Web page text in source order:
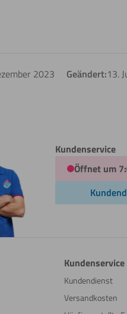
2023 Geändert:13.
Kundenservice
Öffnet um
Kundenservice
Kundendienst
Versandkosten